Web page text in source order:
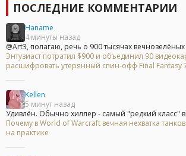
ПОСЛЕДНИЕ КОММЕНТАРИИ
Haname
4 минуты назад
@Art3, полагаю, речь о 900 тысячах
Энтузиаст потратил $900 и объединил 90
расшифровать утерянный спин-офф Final Fantasy
Kellen
5 минут назад
Удивлён. Обычно хиллер - самый "редкий класс"
Почему в World of Warcraft вечная нехватка
на практике